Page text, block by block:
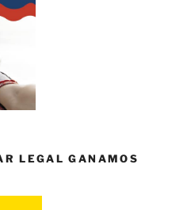
LEGAL GANAMOS